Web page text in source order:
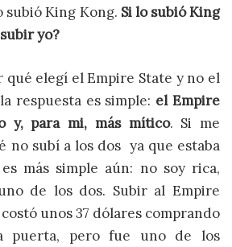
subió King Kong. Si lo subió King
yo?
qué elegí el Empire State y no el
respuesta es simple: el Empire
y, para mi, más mítico. Si me
no subí a los dos ya que estaba
más simple aún: no soy rica,
de los dos. Subir al Empire
unos 37 dólares comprando
puerta, pero fue uno de los